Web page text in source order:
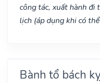
công tác, xuất hành đi
lịch (áp dụng khi có
Bành tổ bách